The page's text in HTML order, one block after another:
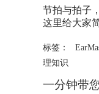
节拍与拍子
这里给大家
标签：
理知识
一分钟带